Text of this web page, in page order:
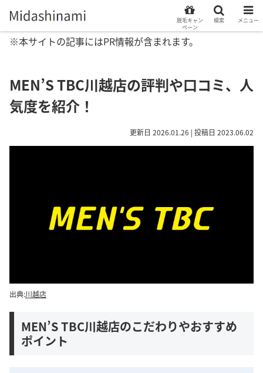
※本サイトの記事にはPR情報が含まれます。
MEN’S TBC川越店の評判や口コミ、人
気度を紹介！
更新日 2026.01.26 | 投稿日 2023.06.02
出典:川越店
MEN’S TBC川越店のこだわりやおすすめ
ポイント
脱毛キャン
ペーン
検索 メニュー